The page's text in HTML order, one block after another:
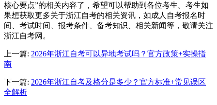
核心要点”的相关内容了，希望可以帮助到各位考生。考生如
果想获取更多关于浙江自考的相关资讯，如成人自考报名时
间、考试时间、报考条件、备考知识、相关新闻等，敬请关注
浙江自考网。
上一篇: 2026年浙江自考可以异地考试吗？官方政策+实操指
南
下一篇: 2026年浙江自考及格分是多少？官方标准+常见误区
全解析